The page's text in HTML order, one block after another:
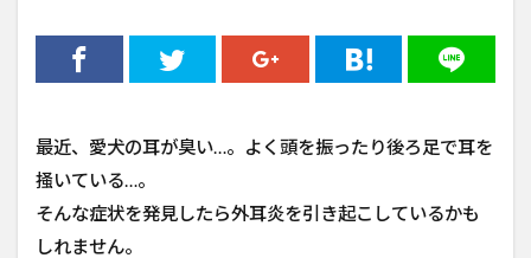
最近、愛犬の耳が臭い…。よく頭を振ったり後ろ足で耳を
掻いている…。
そんな症状を発見したら外耳炎を引き起こしているかも
しれません。